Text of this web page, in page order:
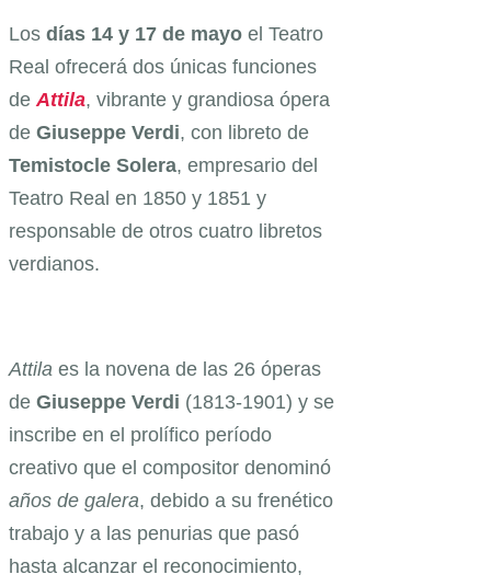
Los días 14 y 17 de mayo el Teatro
Real ofrecerá dos únicas funciones
de Attila, vibrante y grandiosa ópera
de Giuseppe Verdi, con libreto de
Temistocle Solera, empresario del
Teatro Real en 1850 y 1851 y
responsable de otros cuatro libretos
verdianos.
Attila es la novena de las 26 óperas
de Giuseppe Verdi (1813-1901) y se
inscribe en el prolífico período
creativo que el compositor denominó
años de galera, debido a su frenético
trabajo y a las penurias que pasó
hasta alcanzar el reconocimiento,